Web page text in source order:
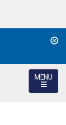
MENU